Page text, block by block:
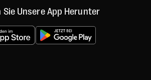
Sie Unsere App Herunter